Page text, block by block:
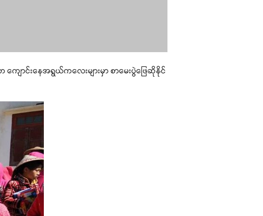
ကျောင်းနေအရွယ်ကလေးများမှာ စာမေးပွဲဖြေဆိုနိုင်